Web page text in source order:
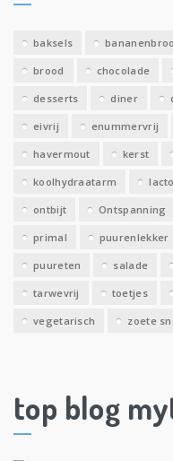
v
baksels
brood chocolade
desserts diner
eivrij enummervrij
havermout kerst
koolhydraatarm
ontbijt Ontspanning
primal puurenlekker
puureten salade
tarwevrij toetjes
vegetarisch zoete
top blog